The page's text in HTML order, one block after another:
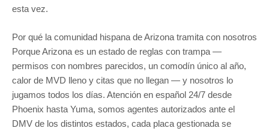
esta vez.
Por qué la comunidad hispana de Arizona tramita con nosotros
Porque Arizona es un estado de reglas con trampa —
permisos con nombres parecidos, un comodín único al año,
calor de MVD lleno y citas que no llegan — y nosotros lo
jugamos todos los días. Atención en español 24/7 desde
Phoenix hasta Yuma, somos agentes autorizados ante el
DMV de los distintos estados, cada placa gestionada se